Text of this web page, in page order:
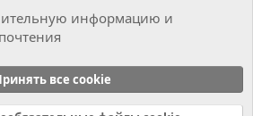
(RU)
информацию и
все cookie